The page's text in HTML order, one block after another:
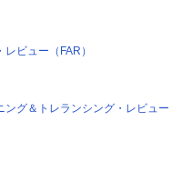
ビュー（FAR）
ング＆トレランシング・レビュー